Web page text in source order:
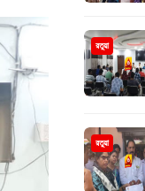
রতুয়া
রতুয়া